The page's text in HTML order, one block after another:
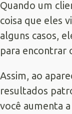
Quando um
coisa que eles
alguns casos,
para encontrar
Assim, ao
resultados
você aumenta